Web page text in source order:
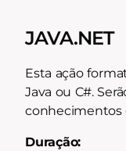
JAVA.NET
Esta ação
Java ou C#.
conhecimentos
Duração: